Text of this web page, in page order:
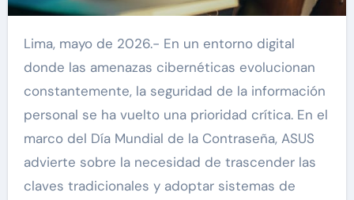
Lima, mayo de 2026.- En un entorno digital
donde las amenazas cibernéticas evolucionan
constantemente, la seguridad de la información
personal se ha vuelto una prioridad crítica. En el
marco del Día Mundial de la Contraseña, ASUS
advierte sobre la necesidad de trascender las
claves tradicionales y adoptar sistemas de